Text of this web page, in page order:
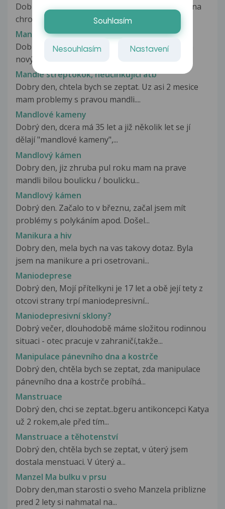
Dobrý den, na ORL v Pze mi byla diagnostikována
chronická angina už před víc...
Mandle absces
Dobrý den po dolecene angíne, lék Ospen mám
nový problém, ne jaký jsem si myslel...
Mandle streptokok, neučinkující atb
Dobry den, chtela bych se zeptat. Uz asi 2 mesice
mam problemy s pravou mandli....
Mandlové kameny
Dobrý den, dcera má 35 let a již několik let se jí
dělají "mandlové kameny",...
Mandlový kámen
Dobry den, jiz zhruba pul roku mam na prave
mandli bilou boulicku / boulicku...
Mandlový kámen
Dobrý den. Začalo to v březnu, začal jsem mít
problémy s polykáním apod. Došel...
Manikura a hiv
Dobry den, mela bych na vas takovy dotaz. Byla
jsem na manikure a pri osetrovani...
Maniodeprese
Dobrý den, Mojí přítelkyni je 17 let a obě její tety z
otcovi strany trpí maniodepresivní...
Maniodepresivní sklony?
Dobrý večer, dlouhodobě máme složitou rodinnou
situaci - otec pracuje v zahraničí,takže...
Manipulace pánevního dna a kostrče
Dobrý den, chtěla bych se zeptat, zda manipulace
pánevního dna a kostrče probíhá...
Manstruace
Dobrý den, chci se zeptat..bgeru antikoncepci Katya
už 2 rokem,ale před tím...
Manstruace a těhotenství
Dobrý den, chtěla bych se zeptat, v úterý jsem
dostala menstuaci. V úterý a...
Manzel Ma bulku v prsu
Dobry den,man starosti o sveho Manzela priblizne
pred 2 lety si nahmatal na...
Souhlasím
Nesouhlasím Nastavení